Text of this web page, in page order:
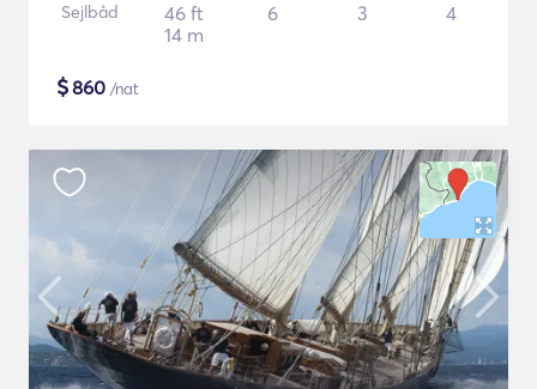
Sejlbåd
46 ft
14 m
6 3 4
$860 /nat